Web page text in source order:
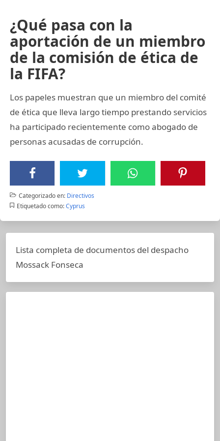
¿Qué pasa con la
aportación de un miembro
de la comisión de ética de
la FIFA?
Los papeles muestran que un miembro del comité
de ética que lleva largo tiempo prestando servicios
ha participado recientemente como abogado de
personas acusadas de corrupción.
Categorizado en: Directivos
Etiquetado como: Cyprus
Lista completa de documentos del despacho
Mossack Fonseca